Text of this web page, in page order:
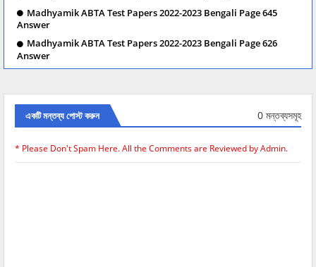
Madhyamik ABTA Test Papers 2022-2023 Bengali Page 645
Answer
Madhyamik ABTA Test Papers 2022-2023 Bengali Page 626
Answer
একটি মন্তব্য পোস্ট করুন 0 মন্তব্যসমূহ
* Please Don't Spam Here. All the Comments are Reviewed by Admin.